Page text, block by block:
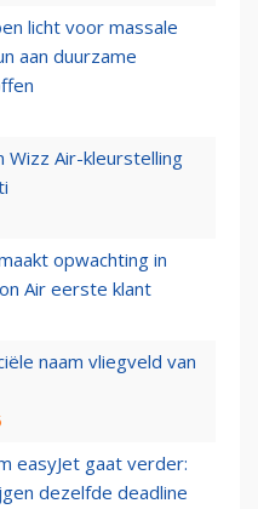
licht voor massale
aan duurzame
Wizz Air-kleurstelling
opwachting in
Air eerste klant
naam vliegveld van
easyJet gaat verder:
dezelfde deadline